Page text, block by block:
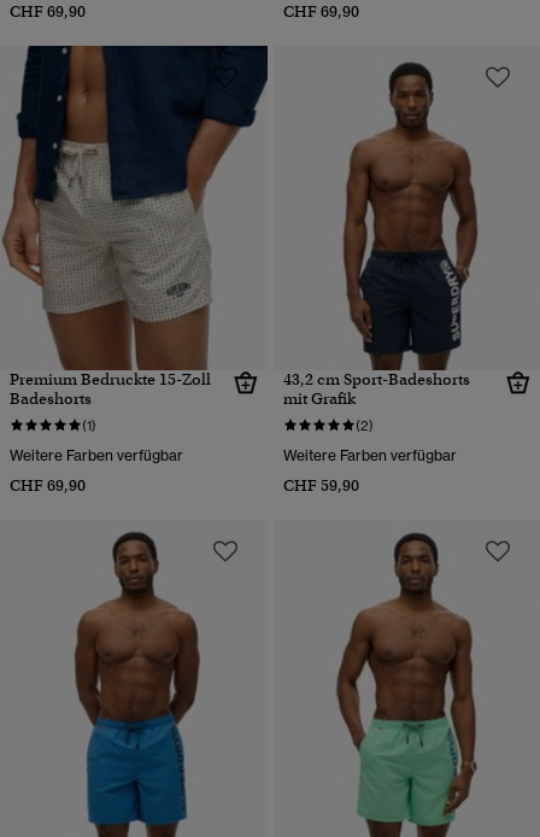
CHF 69,90 CHF 69,90
Premium Bedruckte 15-Zoll
Badeshorts
(1)
Weitere Farben verfügbar
CHF 69,90
43,2 cm Sport-Badeshorts
mit Grafik
(2)
Weitere Farben verfügbar
CHF 59,90